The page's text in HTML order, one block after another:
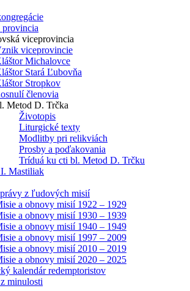
provincia
viceprovincia
viceprovincie
Michalovce
Stará Ľubovňa
Stropkov
členovia
Metod D. Trčka
Životopis
Liturgické texty
Modlitby pri relikviách
Prosby a poďakovania
Tríduá ku cti bl. Metod D. Trčku
Mastiliak
z ľudových misií
a obnovy misií 1922 – 1929
a obnovy misií 1930 – 1939
a obnovy misií 1940 – 1949
a obnovy misií 1997 – 2009
a obnovy misií 2010 – 2019
a obnovy misií 2020 – 2025
kalendár redemptoristov
minulosti